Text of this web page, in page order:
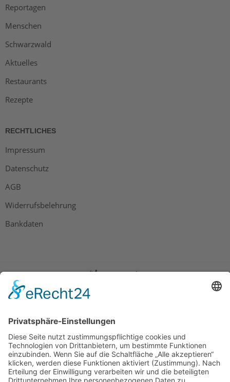
Reportagen
Menschen
Schwarzwald
Aktuelles
Restaurants
Rezepte
RECHTLICHES
Impressum
Datenschutz
AGB
Widerrufsbelehrung
Bankdaten
© 2026 Tietge GmbH, Wilhelmstraße 31, 77654 Offenburg – Alle Rechte
vorbehalten. *Preisangaben inkl. gesetzl. MwSt. und zzgl.
Versandkosten.